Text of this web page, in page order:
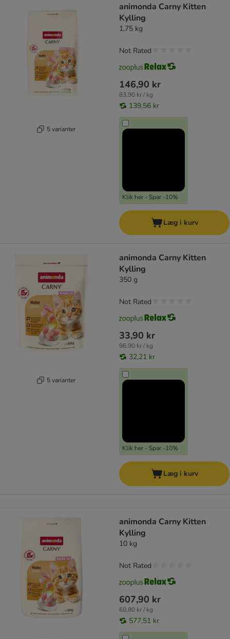
5 varianter
animonda Carny Kitten
Kylling
1,75 kg
146,90 kr
83,90 kr / kg
139,56 kr
Klik her - Spar -10%
Not Rated
Læg i kurv
5 varianter
animonda Carny Kitten
Kylling
350 g
33,90 kr
96,90 kr / kg
32,21 kr
Klik her - Spar -10%
Not Rated
Læg i kurv
animonda Carny Kitten
Kylling
10 kg
607,90 kr
60,80 kr / kg
577,51 kr
Not Rated